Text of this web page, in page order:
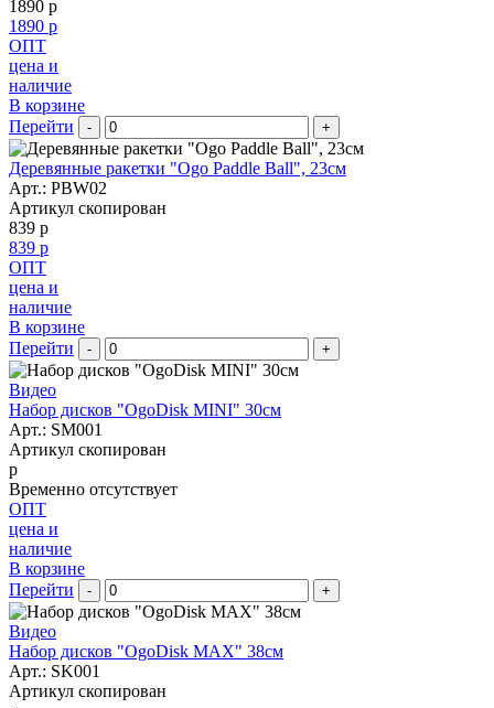
1890 р
1890 р
ОПТ
цена и
наличие
В корзине
Перейти
- +
Деревянные ракетки "Ogo Paddle Ball", 23см
Арт.: PBW02
Артикул скопирован
839 р
839 р
ОПТ
цена и
наличие
В корзине
Перейти
- +
Видео
Набор дисков "OgoDisk MINI" 30см
Арт.: SM001
Артикул скопирован
р
Временно отсутствует
ОПТ
цена и
наличие
В корзине
Перейти
- +
Видео
Набор дисков "OgoDisk MAX" 38см
Арт.: SK001
Артикул скопирован